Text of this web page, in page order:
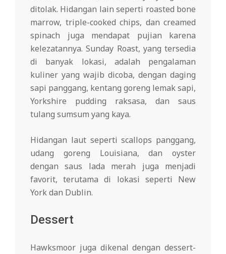
ditolak. Hidangan lain seperti roasted bone
marrow, triple-cooked chips, dan creamed
spinach juga mendapat pujian karena
kelezatannya. Sunday Roast, yang tersedia
di banyak lokasi, adalah pengalaman
kuliner yang wajib dicoba, dengan daging
sapi panggang, kentang goreng lemak sapi,
Yorkshire pudding raksasa, dan saus
tulang sumsum yang kaya.
Hidangan laut seperti scallops panggang,
udang goreng Louisiana, dan oyster
dengan saus lada merah juga menjadi
favorit, terutama di lokasi seperti New
York dan Dublin.
Dessert
Hawksmoor juga dikenal dengan dessert-